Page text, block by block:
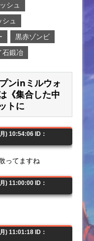
シュ
ュ
黒赤ゾンビ
石鍛冶
ンinミルウォ
《集合した中
トに
) 10:54:06 ID：
ってますね
) 11:00:00 ID：
) 11:01:18 ID：